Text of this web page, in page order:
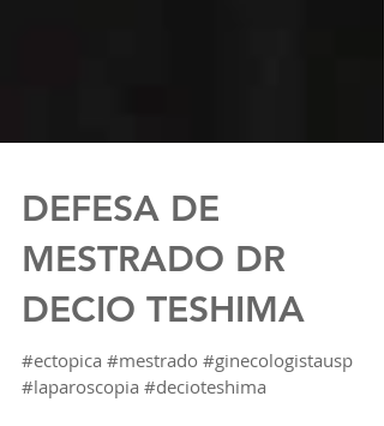
DEFESA DE
MESTRADO DR
DECIO TESHIMA